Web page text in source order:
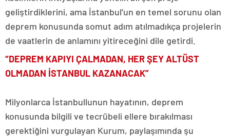
geliştirdiklerini, ama İstanbul’un en temel sorunu olan
deprem konusunda somut adım atılmadıkça projelerin
de vaatlerin de anlamını yitireceğini dile getirdi.
“DEPREM KAPIYI ÇALMADAN, HER ŞEY ALTÜST
OLMADAN İSTANBUL KAZANACAK”
Milyonlarca İstanbullunun hayatının, deprem
konusunda bilgili ve tecrübeli ellere bırakılması
gerektiğini vurgulayan Kurum, paylaşımında şu